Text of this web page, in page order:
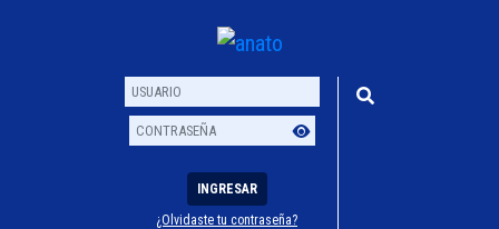
INGRESAR
¿Olvidaste tu contraseña?